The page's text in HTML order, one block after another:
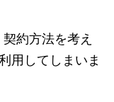
約方法を考え
用してしまいま